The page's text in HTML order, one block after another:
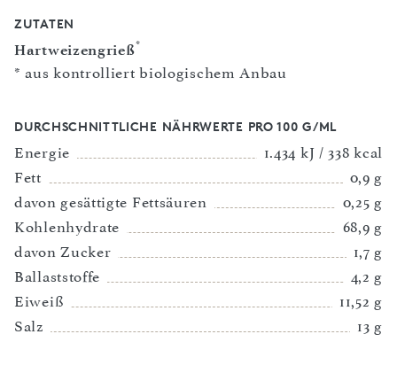
ZUTATEN
Hartweizengrieß*
* aus kontrolliert biologischem Anbau
DURCHSCHNITTLICHE NÄHRWERTE PRO 100 G/ML
Energie
1.434 kJ / 338 kcal
Fett
0,9 g
davon gesättigte Fettsäuren
0,25 g
Kohlenhydrate
68,9 g
davon Zucker
1,7 g
Ballaststoffe
4,2 g
Eiweiß
11,52 g
Salz
13 g